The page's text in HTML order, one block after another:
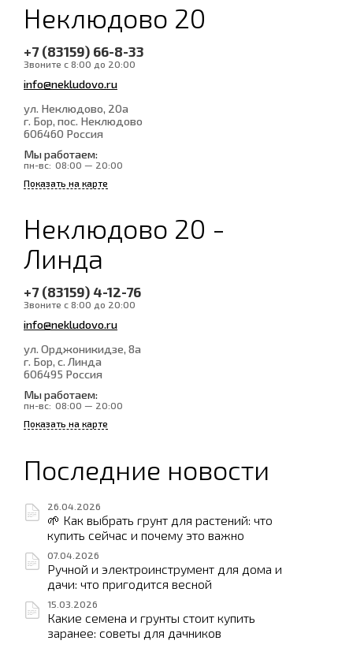
Неклюдово 20
+7 (83159) 66-8-33
Звоните с 8:00 до 20:00
info@nekludovo.ru
ул. Неклюдово, 20а
г. Бор, пос. Неклюдово
606460 Россия
Мы работаем:
пн-вс: 08:00 — 20:00
Показать на карте
Неклюдово 20 -
Линда
+7 (83159) 4-12-76
Звоните с 8:00 до 20:00
info@nekludovo.ru
ул. Орджоникидзе, 8а
г. Бор, с. Линда
606495 Россия
Мы работаем:
пн-вс: 08:00 — 20:00
Показать на карте
Последние новости
26.04.2026
🌱 Как выбрать грунт для растений: что
купить сейчас и почему это важно
07.04.2026
Ручной и электроинструмент для дома и
дачи: что пригодится весной
15.03.2026
Какие семена и грунты стоит купить
заранее: советы для дачников